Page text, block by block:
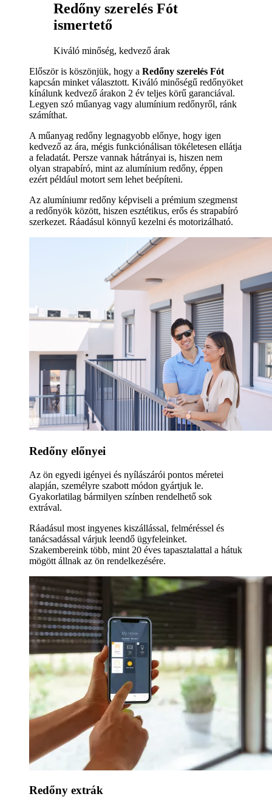
Redőny szerelés Fót
ismertető
Kiváló minőség, kedvező árak
Először is köszönjük, hogy a Redőny szerelés Fót
kapcsán minket választott. Kiváló minőségű redőnyöket
kínálunk kedvező árakon 2 év teljes körű garanciával.
Legyen szó műanyag vagy alumínium redőnyről, ránk
számíthat.
A műanyag redőny legnagyobb előnye, hogy igen
kedvező az ára, mégis funkciónálisan tökéletesen ellátja
a feladatát. Persze vannak hátrányai is, hiszen nem
olyan strapabíró, mint az alumínium redőny, éppen
ezért például motort sem lehet beépíteni.
Az alumíniumr redőny képviseli a prémium szegmenst
a redőnyök között, hiszen esztétikus, erős és strapabíró
szerkezet. Ráadásul könnyű kezelni és motorizálható.
Redőny előnyei
Az ön egyedi igényei és nyílászárói pontos méretei
alapján, személyre szabott módon gyártjuk le.
Gyakorlatilag bármilyen színben rendelhető sok
extrával.
Ráadásul most ingyenes kiszállással, felméréssel és
tanácsadással várjuk leendő ügyfeleinket.
Szakembereink több, mint 20 éves tapasztalattal a hátuk
mögött állnak az ön rendelkezésére.
Redőny extrák